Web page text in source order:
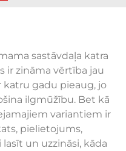
sastāvdaļa katra
ir zināma vērtība jau
gadu pieaug, jo
ilgmūžību. Bet kā
variantiem ir
pielietojums,
un uzzināsi, kāda